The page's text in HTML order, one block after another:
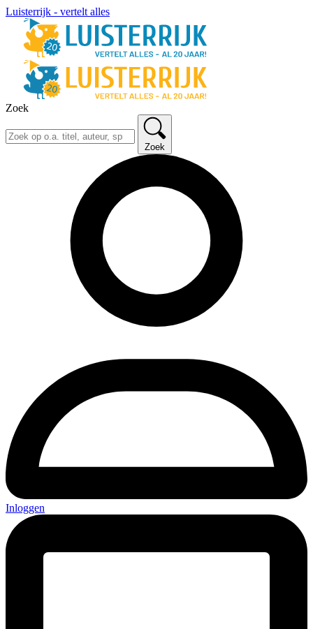
Luisterrijk - vertelt alles
Zoek
Zoek
Inloggen